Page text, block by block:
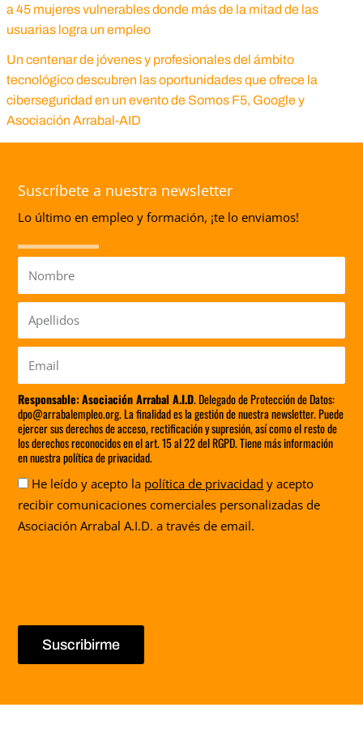
a 45 mujeres vulnerables donde más de la mitad de las
usuarias logra un empleo
Un centenar de jóvenes y profesionales del ámbito
tecnológico descubren las oportunidades que ofrece la
ciberseguridad en un evento de Somos F5, Google y
Asociación Arrabal-AID
Suscríbete a nuestra newsletter
Lo último en empleo y formación, ¡te lo enviamos!
Nombre
Apellidos
Responsable: Asociación Arrabal A.I.D. Delegado de Protección de Datos:
dpo@arrabalempleo.org. La finalidad es la gestión de nuestra newsletter. Puede
ejercer sus derechos de acceso, rectificación y supresión, así como el resto de
los derechos reconocidos en el art. 15 al 22 del RGPD. Tiene más información
en nuestra política de privacidad.
Aceptación
He leído y acepto la política de privacidad y acepto
recibir comunicaciones comerciales personalizadas de
Asociación Arrabal A.I.D. a través de email.
Suscribirme